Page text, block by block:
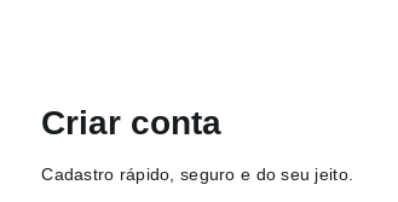
Criar conta
Cadastro rápido, seguro e do seu jeito.